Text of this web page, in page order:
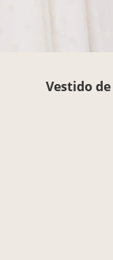
Vestido